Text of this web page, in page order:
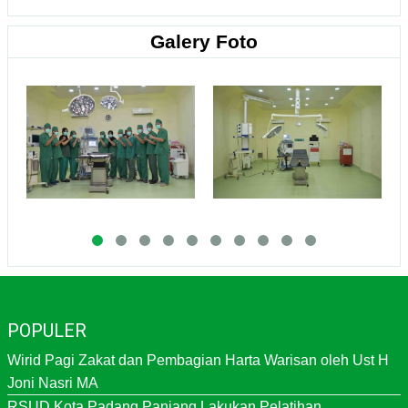
Galery Foto
POPULER
Wirid Pagi Zakat dan Pembagian Harta Warisan oleh Ust H
Joni Nasri MA